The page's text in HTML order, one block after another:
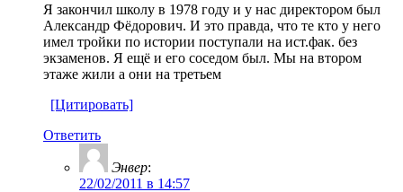
Я закончил школу в 1978 году и у нас директором был
Александр Фёдорович. И это правда, что те кто у него
имел тройки по истории поступали на ист.фак. без
экзаменов. Я ещё и его соседом был. Мы на втором
этаже жили а они на третьем
[Цитировать]
Ответить
Энвер:
22/02/2011 в 14:57